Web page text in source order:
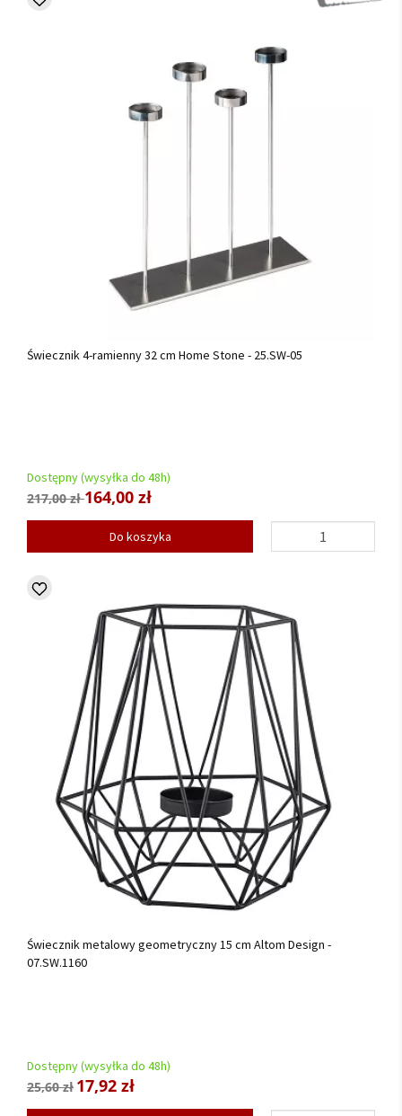
Świecznik 4-ramienny 32 cm Home Stone - 25.SW-05
Dostępny (wysyłka do 48h)
217,00 zł164,00 zł
Do koszyka
Świecznik metalowy geometryczny 15 cm Altom Design -
07.SW.1160
Dostępny (wysyłka do 48h)
25,60 zł 17,92 zł